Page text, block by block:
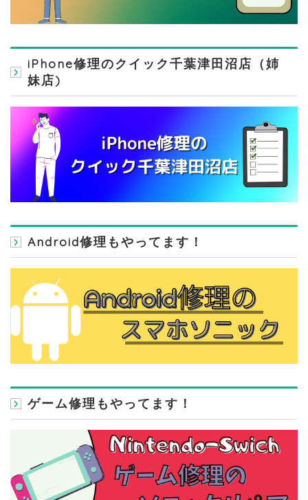
iPhone修理のクイック千葉津田沼店（姉
妹店)
Android修理もやってます！
ゲーム修理もやってます！